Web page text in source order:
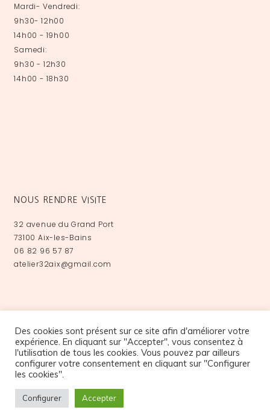
Mardi- Vendredi:
9h30- 12h00
14h00 - 19h00
Samedi:
9h30 - 12h30
14h00 - 18h30
NOUS RENDRE VISITE
32 avenue du Grand Port
73100 Aix-les-Bains
06 82 96 57 87
atelier32aix@gmail.com
NOS PARTENAIRES
Des cookies sont présent sur ce site afin d'améliorer votre
expérience. En cliquant sur "Accepter", vous consentez à
l'utilisation de tous les cookies. Vous pouvez par ailleurs
configurer votre consentement en cliquant sur "Configurer
les cookies".
Configurer Accepter